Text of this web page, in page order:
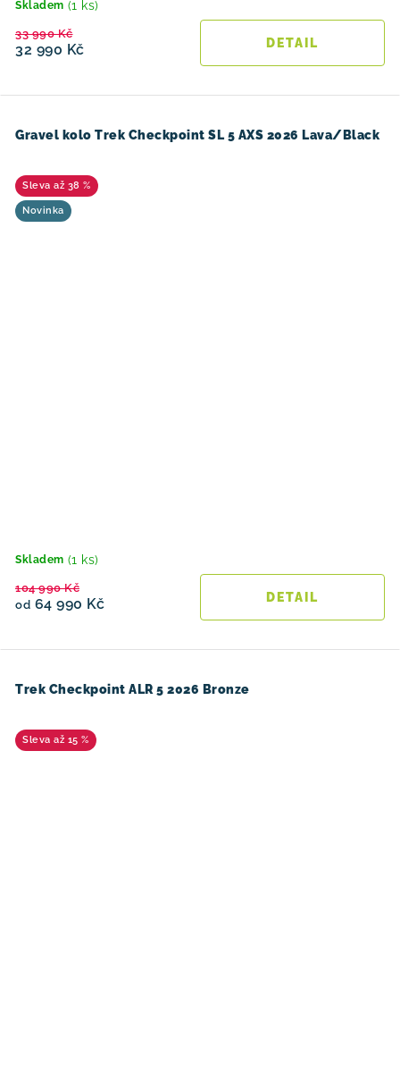
Skladem (1 ks)
32 990 Kč
33 990 Kč
Gravel kolo Trek Checkpoint SL 5 AXS 2026 Lava/Black
až 38 %
Novinka
Skladem (1 ks)
od 64 990 Kč
104 990 Kč
Trek Checkpoint ALR 5 2026 Bronze
až 15 %